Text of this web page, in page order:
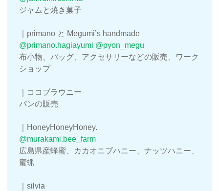
ジャムと焼き菓子
｜primano と Megumi’s handmade
@primano.hagiayumi @pyon_megu
布小物、バッグ、アクセサリーなどの販売、ワーク
ショップ
｜ココブラウニー
パンの販売
｜HoneyHoneyHoney.
@murakami.bee_farm
広島県産蜂蜜、カカオニブハニー、ナッツハニー、
蜜蝋
｜silvia